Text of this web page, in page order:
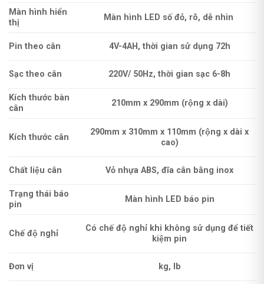
Màn hình hiển
thị
Màn hình LED số đỏ, rõ, dễ nhìn
Pin theo cân 4V-4AH, thời gian sử dụng 72h
Sạc theo cân 220V/ 50Hz, thời gian sạc 6-8h
Kích thước bàn
cân
210mm x 290mm (rộng x dài)
Kích thước cân
290mm x 310mm x 110mm (rộng x dài x
cao)
Chất liệu cân Vỏ nhựa ABS, đĩa cân bằng inox
Trạng thái báo
pin
Màn hình LED báo pin
Chế độ nghỉ
Có chế độ nghỉ khi không sử dụng để tiết
kiệm pin
Đơn vị kg, lb